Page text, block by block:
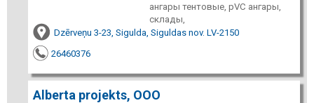
ангары тентовые, pVC ангары,
склады,
Dzērveņu 3-23, Sigulda, Siguldas nov. LV-2150
26460376
Alberta projekts, ООО